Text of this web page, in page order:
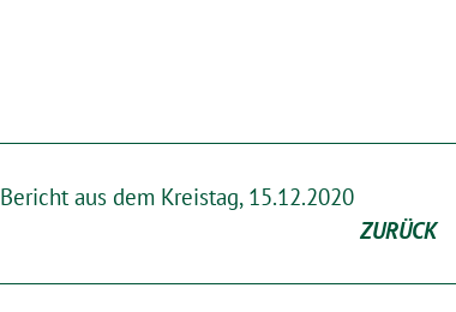
Bericht aus dem Kreistag, 15.12.2020
ZURÜCK